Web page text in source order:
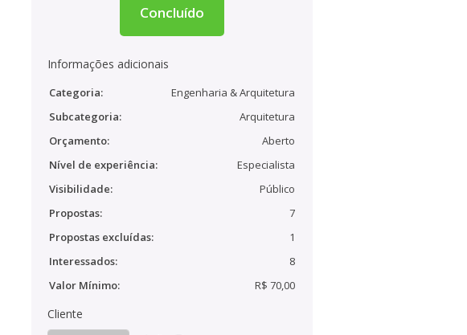
Concluído
Informações adicionais
Categoria:
Engenharia & Arquitetura
Subcategoria:
Arquitetura
Orçamento:
Aberto
Nível de experiência:
Especialista
Visibilidade:
Público
Propostas:
7
Propostas excluídas:
1
Interessados:
8
Valor Mínimo:
R$ 70,00
Cliente